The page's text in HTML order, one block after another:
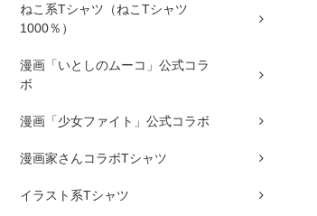
ねこ系Tシャツ（ねこTシャツ
1000％）
漫画「いとしのムーコ」公式コラ
ボ
漫画「少女ファイト」公式コラボ
漫画家さんコラボTシャツ
イラスト系Tシャツ